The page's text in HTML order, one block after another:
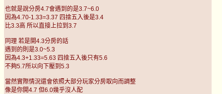
也就是說分房4.7會遇到的是3.7~6.0
因為4.70-1.33=3.37 四捨五入後是3.4
比3.3高 所以直接上拉到3.7
同理 若是開4.3分房的話
遇到的則是3.0~5.3
因為4.3+1.33=5.63 四捨五入後只有5.6
不夠5.7所以向下壓到5.3
當然實際情況還會依照大部分玩家分房取向而調整
像是你開4.7 但6.0幾乎沒人配